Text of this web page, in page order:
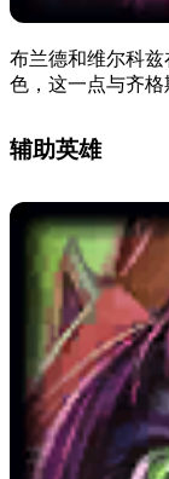
布兰德和维尔科
色，这一点与齐格
辅助英雄